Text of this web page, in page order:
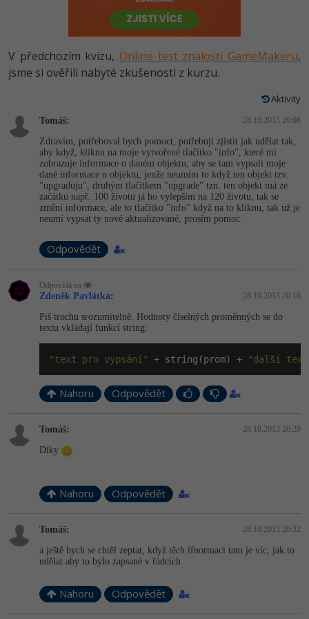
HTML5, CSS3, Bootstrap, SEO
SQL a databáze
React
Spring
ASP.NET MVC
Django
Best practices
JavaScript
UML a návrhové vzory
MySQL/MariaDB
MS-SQL
SQLite
Vývojář mobilních aplikací
C# Game developer
Tester
Systémový administrátor
Grafik / UX/UI návrhář
Databázový analytik
Copywriter
WordPress specialista
SEO specialista
-80%
-80%
PHP -80%
Swift -80%
Kotlin -80%
C -80%
VB.NET
Algoritmy -41%
Umělá inteligence (AI) -10%
Pro děti
Kurzy e-commerce
Datová analýza
Digitální gramotnost
HTML/CSS -80%
Photoshop -80%
V předchozím kvízu, Online test znalostí GameMakeru,
jsme si ověřili nabyté zkušenosti z kurzu.
Aktivity
Tomáš: 28.10.2013 20:08
Zdravím, potřeboval bych pomoct, potřebuji zjistit jak udělat tak,
aby když, kliknu na moje vytvořené tlačítko "info", které mi
zobrazuje informace o daném objektu, aby se tam vypsali moje
dané informace o objektu, jenže neumím to když ten objekt tzv.
"upgraduju", druhým tlačítkem "upgrade" tzn. ten objekt má ze
začátku např. 100 životu já ho vylepším na 120 životu, tak se
změní informace, ale to tlačítko "info" když na to kliknu, tak už je
neumí vypsat ty nové aktualizované, prosím pomoc.
Odpovědět
Odpovídá na
Zdeněk Pavlátka: 28.10.2013 20:16
Piš trochu srozumitelně. Hodnoty číselných proměnných se do
textu vkládají funkcí string:
"text pro vypsání" + string(prom) + "další
Nahoru Odpovědět
Tomáš: 28.10.2013 20:29
Díky
Nahoru Odpovědět
Tomáš: 28.10.2013 20:32
a ještě bych se chtěl zeptat, když těch ifnormaci tam je víc, jak to
udělat aby to bylo zapsané v řádcích
Nahoru Odpovědět